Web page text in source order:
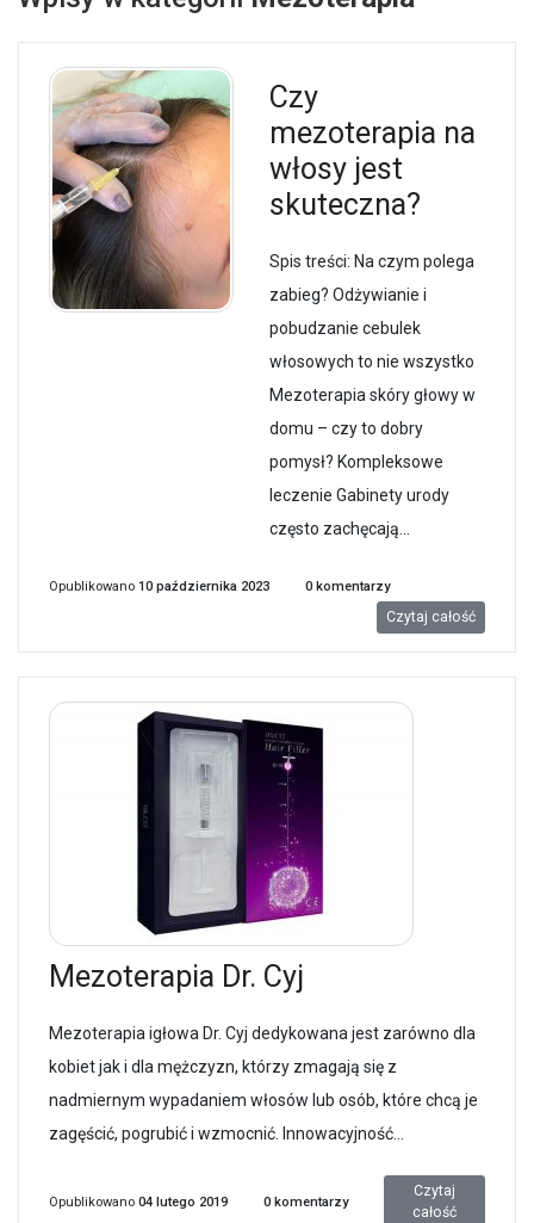
Czy
mezoterapia na
włosy jest
skuteczna?
Spis treści: Na czym polega
zabieg? Odżywianie i
pobudzanie cebulek
włosowych to nie wszystko
Mezoterapia skóry głowy w
domu – czy to dobry
pomysł? Kompleksowe
leczenie Gabinety urody
często zachęcają...
Opublikowano 10 października 2023 0 komentarzy
Czytaj całość
Mezoterapia Dr. Cyj
Mezoterapia igłowa Dr. Cyj dedykowana jest zarówno dla
kobiet jak i dla mężczyzn, którzy zmagają się z
nadmiernym wypadaniem włosów lub osób, które chcą je
zagęścić, pogrubić i wzmocnić. Innowacyjność...
Opublikowano 04 lutego 2019 0 komentarzy
Czytaj
całość